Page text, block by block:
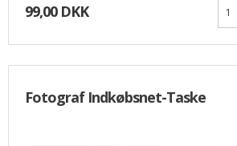
NYHEDER
VILKÅR
99,00 DKK
Fotograf Indkøbsnet-Taske